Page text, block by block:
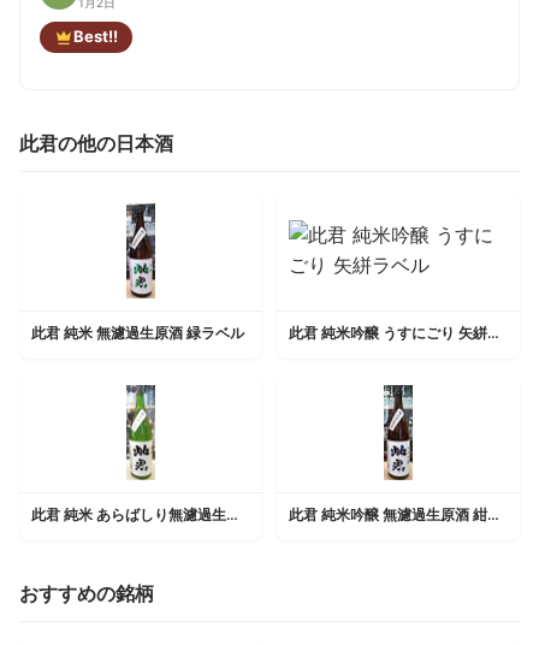
Best!!
此君の他の日本酒
此君 純米 無濾過生原酒 緑ラベル 此君 純米吟醸 うすにごり 矢絣ラベル
此君 純米 あらばしり無濾過生原酒 黒ラベル 此君 純米吟醸 無濾過生原酒 紺ラベル
おすすめの銘柄